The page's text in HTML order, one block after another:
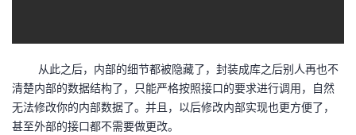
从此之后，内部的细节都被隐藏了，封装成库之后别人再也不
清楚内部的数据结构了，只能严格按照接口的要求进行调用，自然
无法修改你的内部数据了。并且，以后修改内部实现也更方便了，
甚至外部的接口都不需要做更改。